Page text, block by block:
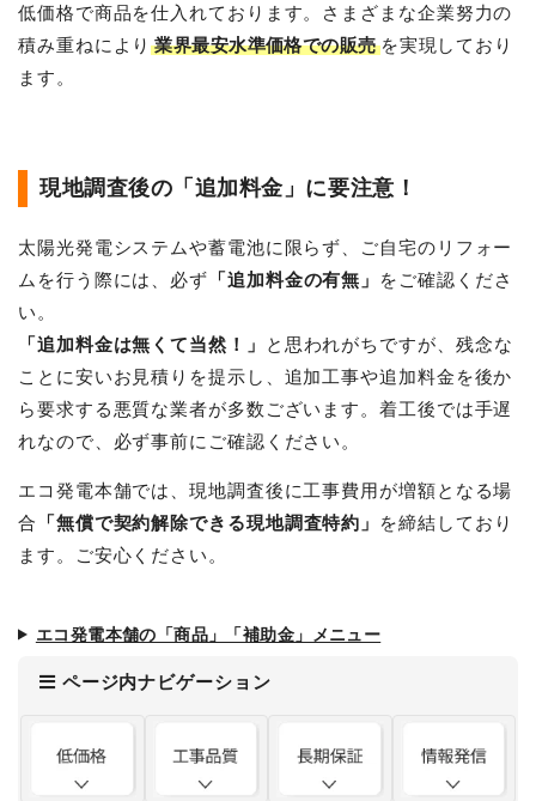
低価格で商品を仕入れております。さまざまな企業努力の
積み重ねにより業界最安水準価格での販売を実現しており
ます。
現地調査後の「追加料金」に要注意！
太陽光発電システムや蓄電池に限らず、ご自宅のリフォー
ムを行う際には、必ず 「追加料金の有無」
をご確認くださ
い。
「追加料金は無くて当然！」
と思われがちですが、残念な
ことに安いお見積りを提示し、追加工事や追加料金を後か
ら要求する悪質な業者が多数ございます。着工後では手遅
れなので、必ず事前にご確認ください。
エコ発電本舗では、現地調査後に工事費用が増額となる場
合
「無償で契約解除できる現地調査特約」
を締結しており
ます。ご安心ください。
エコ発電本舗の「商品」「補助金」メニュー
ページ内ナビゲーション